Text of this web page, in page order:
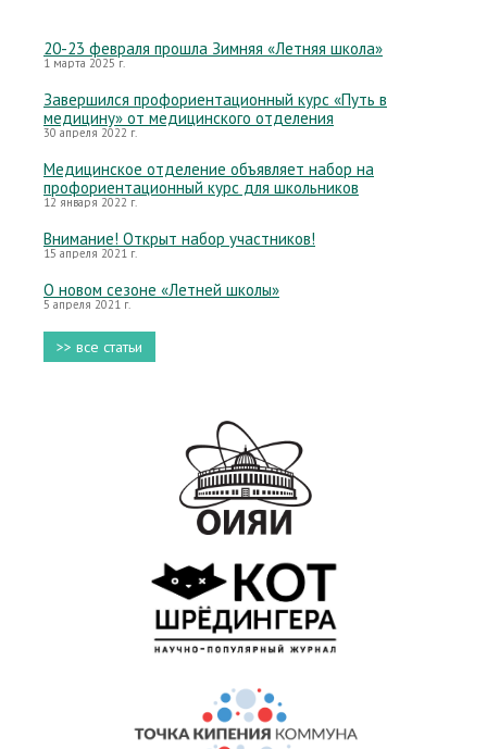
20-23 февраля прошла Зимняя «Летняя школа»
1 марта 2025 г.
Завершился профориентационный курс «Путь в
медицину» от медицинского отделения
30 апреля 2022 г.
Медицинское отделение объявляет набор на
профориентационный курс для школьников
12 января 2022 г.
Внимание! Открыт набор участников!
15 апреля 2021 г.
О новом сезоне «Летней школы»
5 апреля 2021 г.
>> все статьи